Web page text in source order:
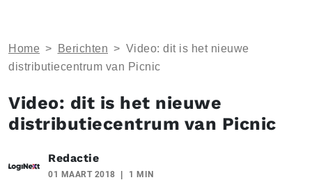
Home > Berichten > Video: dit is het nieuwe
distributiecentrum van Picnic
Video: dit is het nieuwe
distributiecentrum van Picnic
Redactie
01 MAART 2018 1 MIN